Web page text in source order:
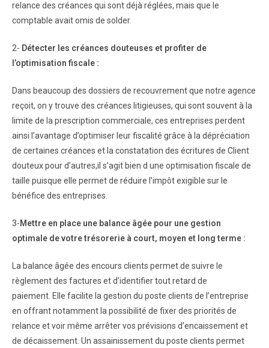
relance des créances qui sont déjà réglées, mais que le
comptable avait omis de solder.
2- Détecter les créances douteuses et profiter de
l’optimisation fiscale :
Dans beaucoup des dossiers de recouvrement que notre agence
reçoit, on y trouve des créances litigieuses, qui sont souvent à la
limite de la prescription commerciale, ces entreprises perdent
ainsi l’avantage d’optimiser leur fiscalité grâce à la dépréciation
de certaines créances et la constatation des écritures de Client
douteux pour d’autres,il s’agit bien d une optimisation fiscale de
taille puisque elle permet de réduire l’impôt exigible sur le
bénéfice des entreprises.
3-Mettre en place une balance âgée pour une gestion
optimale de votre trésorerie à court, moyen et long terme :
La balance âgée des encours clients permet de suivre le
règlement des factures et d’identifier tout retard de
paiement. Elle facilite la gestion du poste clients de l’entreprise
en offrant notamment la possibilité de fixer des priorités de
relance et voir même arrêter vos prévisions d’encaissement et
de décaissement. Un assainissement du poste clients permet